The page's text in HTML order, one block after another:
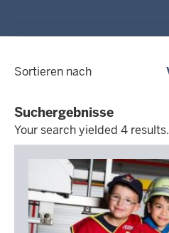
dd.mm.yyyy
Sortieren nach
Suchergebnisse
Your search yielded 4 results.
Your
results.